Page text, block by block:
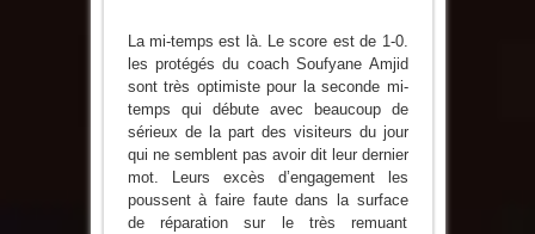
La mi-temps est là. Le score est de 1-0.
les protégés du coach Soufyane Amjid
sont très optimiste pour la seconde mi-
temps qui débute avec beaucoup de
sérieux de la part des visiteurs du jour
qui ne semblent pas avoir dit leur dernier
mot. Leurs excès d’engagement les
poussent à faire faute dans la surface
de réparation sur le très remuant